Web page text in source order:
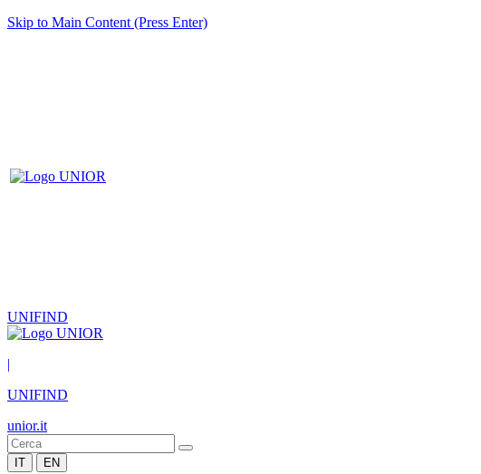
Skip to Main Content (Press Enter)
UNIFIND
|
UNIFIND
unior.it
IT EN